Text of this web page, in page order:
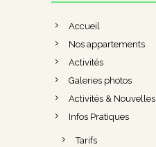
Accueil
Nos appartements
Activités
Galeries photos
Activités & Nouvelles
Infos Pratiques
Tarifs